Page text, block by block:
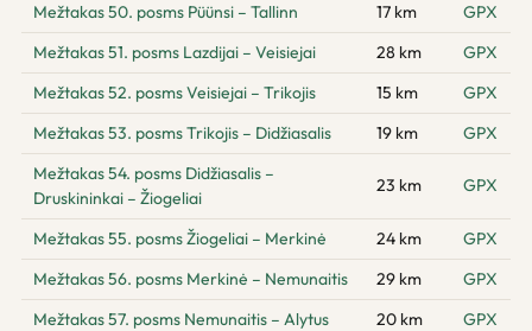
Mežtakas 50. posms Püünsi – Tallinn
17 km
GPX
Mežtakas 51. posms Lazdijai – Veisiejai
28 km
GPX
Mežtakas 52. posms Veisiejai – Trikojis
15 km
GPX
Mežtakas 53. posms Trikojis – Didžiasalis
19 km
GPX
Mežtakas 54. posms Didžiasalis –
Druskininkai – Žiogeliai
23 km GPX
Mežtakas 55. posms Žiogeliai – Merkinė 24 km
GPX
Mežtakas 56. posms Merkinė – Nemunaitis
29 km
GPX
Mežtakas 57. posms Nemunaitis – Alytus
20 km
GPX